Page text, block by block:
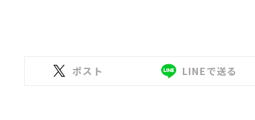
ポスト LINEで送る